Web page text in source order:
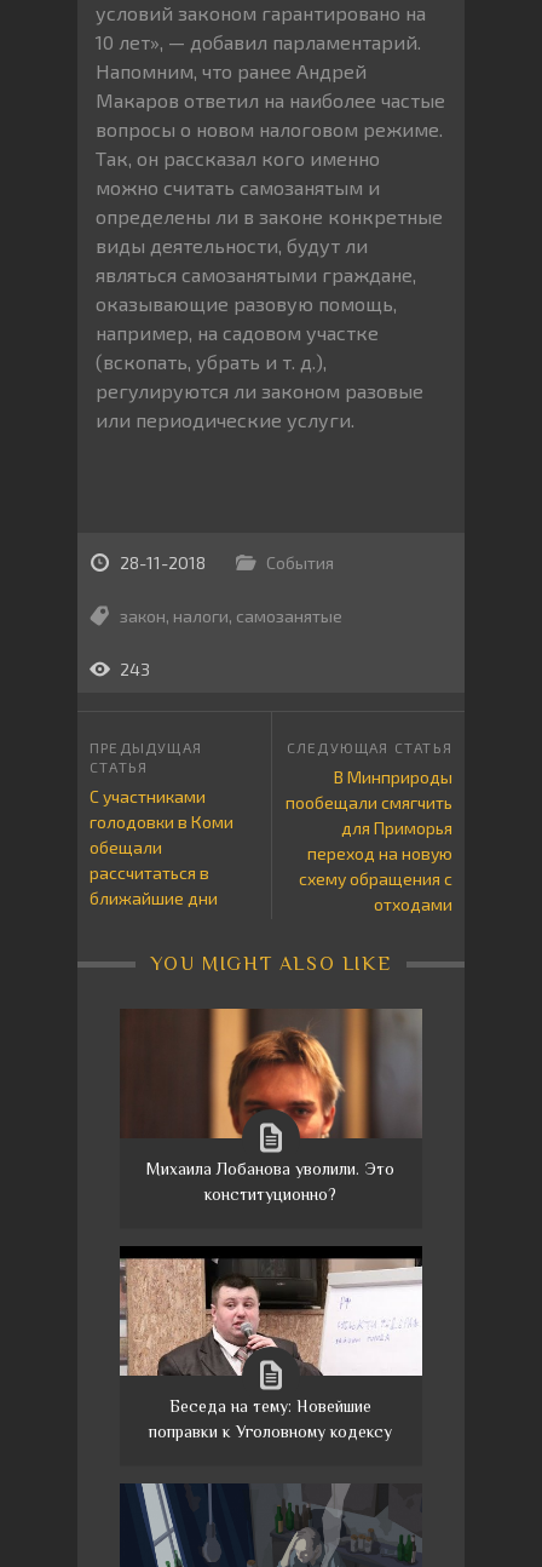
условий законом гарантировано на
10 лет», — добавил парламентарий.
Напомним, что ранее Андрей
Макаров ответил на наиболее частые
вопросы о новом налоговом режиме.
Так, он рассказал кого именно
можно считать самозанятым и
определены ли в законе конкретные
виды деятельности, будут ли
являться самозанятыми граждане,
оказывающие разовую помощь,
например, на садовом участке
(вскопать, убрать и т. д.),
регулируются ли законом разовые
или периодические услуги.
28-11-2018 События
закон, налоги, самозанятые
243
С участниками
голодовки в Коми
обещали
рассчитаться в
ближайшие дни
В Минприроды
пообещали смягчить
для Приморья
переход на новую
схему обращения с
отходами
YOU MIGHT ALSO LIKE
Михаила Лобанова уволили. Это
конституционно?
Беседа на тему: Новейшие
поправки к Уголовному кодексу